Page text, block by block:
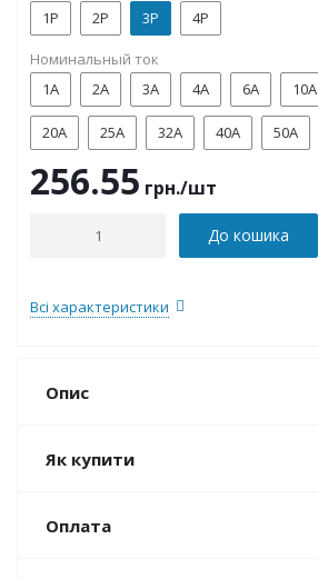
1P
2P 3P 4P
Номинальный ток
1А
2А 3А 4А 6А 10А
20А 25А 32А 40А 50А
256.55 грн./шт
До кошика
Всі характеристики
Опис
Як купити
Оплата